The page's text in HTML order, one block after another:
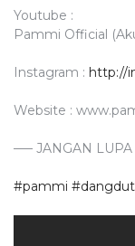
Youtube :
Pammi Official
Instagram : http://
Website :
—– JANGAN
#pammi #dangdut